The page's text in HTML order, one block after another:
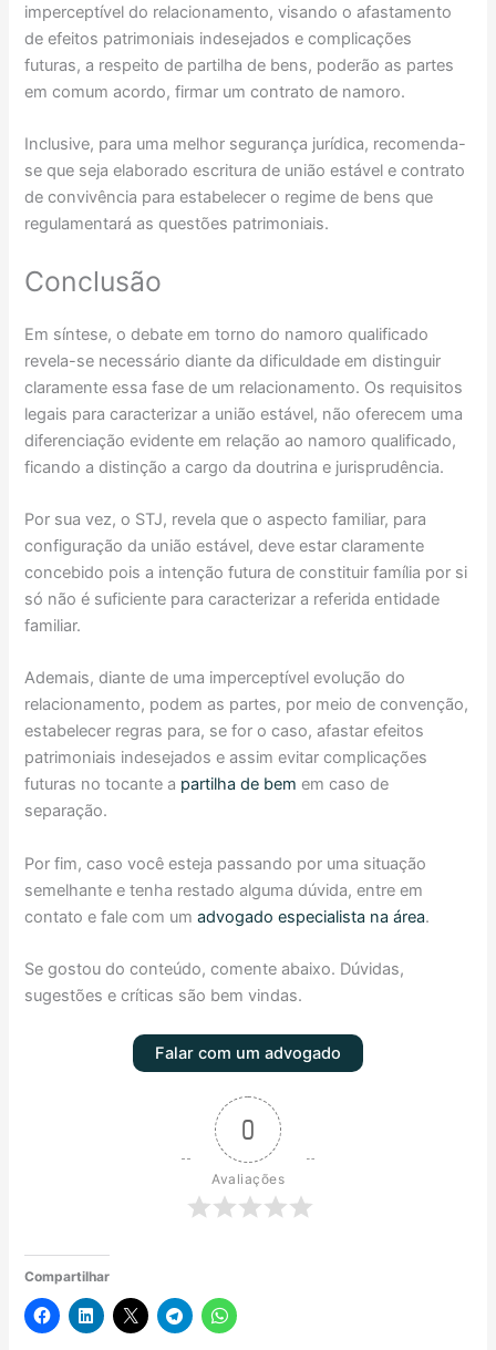
imperceptível do relacionamento, visando o afastamento
de efeitos patrimoniais indesejados e complicações
futuras, a respeito de partilha de bens, poderão as partes
em comum acordo, firmar um contrato de namoro.
Inclusive, para uma melhor segurança jurídica, recomenda-
se que seja elaborado escritura de união estável e contrato
de convivência para estabelecer o regime de bens que
regulamentará as questões patrimoniais.
Conclusão
Em síntese, o debate em torno do namoro qualificado
revela-se necessário diante da dificuldade em distinguir
claramente essa fase de um relacionamento. Os requisitos
legais para caracterizar a união estável, não oferecem uma
diferenciação evidente em relação ao namoro qualificado,
ficando a distinção a cargo da doutrina e jurisprudência.
Por sua vez, o STJ, revela que o aspecto familiar, para
configuração da união estável, deve estar claramente
concebido pois a intenção futura de constituir família por si
só não é suficiente para caracterizar a referida entidade
familiar.
Ademais, diante de uma imperceptível evolução do
relacionamento, podem as partes, por meio de convenção,
estabelecer regras para, se for o caso, afastar efeitos
patrimoniais indesejados e assim evitar complicações
futuras no tocante a partilha de bem em caso de
separação.
Por fim, caso você esteja passando por uma situação
semelhante e tenha restado alguma dúvida, entre em
contato e fale com umadvogado especialista na área.
Se gostou do conteúdo, comente abaixo. Dúvidas,
sugestões e críticas são bem vindas.
Falar com um advogado
0
Avaliações
Compartilhar